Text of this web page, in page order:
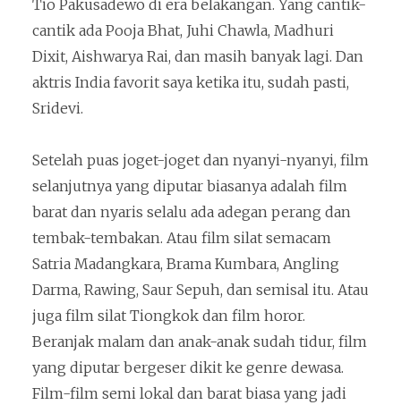
Tio Pakusadewo di era belakangan. Yang cantik-
cantik ada Pooja Bhat, Juhi Chawla, Madhuri
Dixit, Aishwarya Rai, dan masih banyak lagi. Dan
aktris India favorit saya ketika itu, sudah pasti,
Sridevi.
Setelah puas joget-joget dan nyanyi-nyanyi, film
selanjutnya yang diputar biasanya adalah film
barat dan nyaris selalu ada adegan perang dan
tembak-tembakan. Atau film silat semacam
Satria Madangkara, Brama Kumbara, Angling
Darma, Rawing, Saur Sepuh, dan semisal itu. Atau
juga film silat Tiongkok dan film horor.
Beranjak malam dan anak-anak sudah tidur, film
yang diputar bergeser dikit ke genre dewasa.
Film-film semi lokal dan barat biasa yang jadi